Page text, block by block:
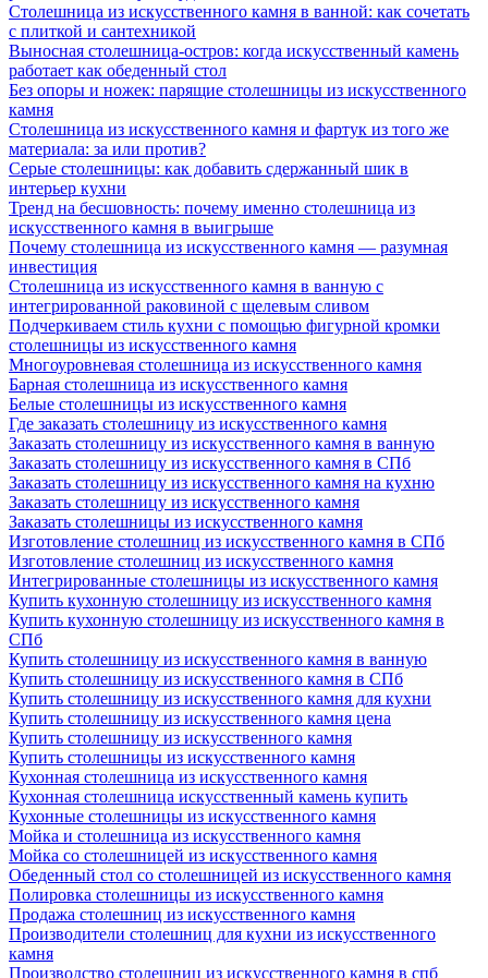
Столешница из искусственного камня в ванной: как сочетать
с плиткой и сантехникой
Выносная столешница-остров: когда искусственный камень
работает как обеденный стол
Без опоры и ножек: парящие столешницы из искусственного
камня
Столешница из искусственного камня и фартук из того же
материала: за или против?
Серые столешницы: как добавить сдержанный шик в
интерьер кухни
Тренд на бесшовность: почему именно столешница из
искусственного камня в выигрыше
Почему столешница из искусственного камня — разумная
инвестиция
Столешница из искусственного камня в ванную с
интегрированной раковиной с щелевым сливом
Подчеркиваем стиль кухни с помощью фигурной кромки
столешницы из искусственного камня
Многоуровневая столешница из искусственного камня
Барная столешница из искусственного камня
Белые столешницы из искусственного камня
Где заказать столешницу из искусственного камня
Заказать столешницу из искусственного камня в ванную
Заказать столешницу из искусственного камня в СПб
Заказать столешницу из искусственного камня на кухню
Заказать столешницу из искусственного камня
Заказать столешницы из искусственного камня
Изготовление столешниц из искусственного камня в СПб
Изготовление столешниц из искусственного камня
Интегрированные столешницы из искусственного камня
Купить кухонную столешницу из искусственного камня
Купить кухонную столешницу из искусственного камня в
СПб
Купить столешницу из искусственного камня в ванную
Купить столешницу из искусственного камня в СПб
Купить столешницу из искусственного камня для кухни
Купить столешницу из искусственного камня цена
Купить столешницу из искусственного камня
Купить столешницы из искусственного камня
Кухонная столешница из искусственного камня
Кухонная столешница искусственный камень купить
Кухонные столешницы из искусственного камня
Мойка и столешница из искусственного камня
Мойка со столешницей из искусственного камня
Обеденный стол со столешницей из искусственного камня
Полировка столешницы из искусственного камня
Продажа столешниц из искусственного камня
Производители столешниц для кухни из искусственного
камня
Производство столешниц из искусственного камня в спб